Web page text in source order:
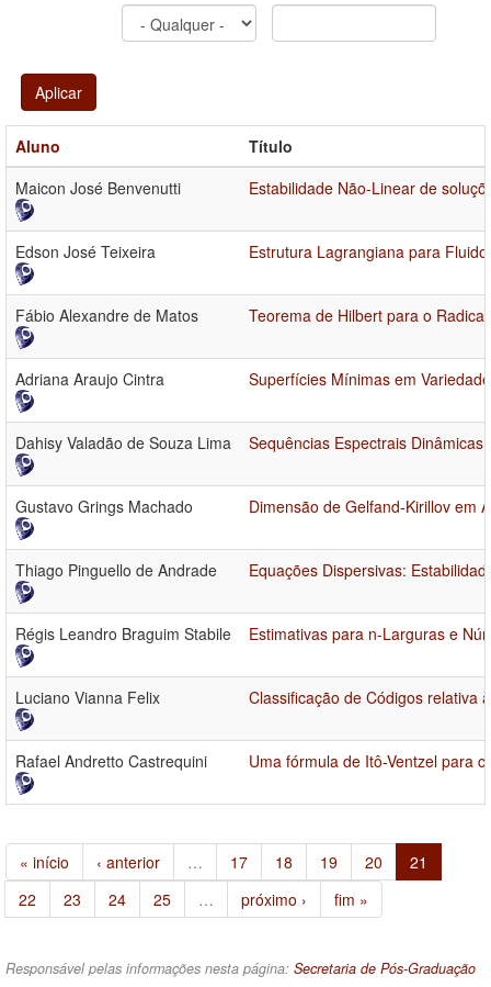
Aplicar
Aluno
Título
Maicon José Benvenutti
Estabilidade Não-Linear de
Edson José Teixeira Estrutura Lagrangiana para
Fábio Alexandre de Matos Teorema de Hilbert para o
Adriana Araujo Cintra Superfícies Mínimas em
Dahisy Valadão de Souza Lima Sequências Espectrais
Gustavo Grings Machado Dimensão de Gelfand-Kirillov em
Thiago Pinguello de Andrade Equações Dispersivas:
Régis Leandro Braguim Stabile Estimativas para n-Larguras e
Luciano Vianna Felix Classificação de Códigos relativa
Rafael Andretto Castrequini Uma fórmula de Itô-Ventzel para
« início ‹ anterior … 17 18 19 20
21
22
23 24 25 … próximo › fim »
Responsável pelas informações nesta página: Secretaria de Pós-Graduação